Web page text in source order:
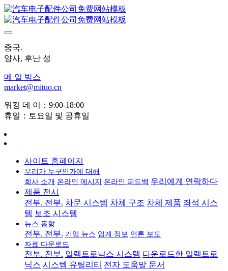
중국.
양사, 후난 성
메 일 박스
market@mituo.cn
워킹 데 이：9:00-18:00
휴일：토요일 및 공휴일
사이트 홈페이지
우리가 누구인가에 대해
회사 소개 온라인 메시지 온라인 피드백 우리에게 연락하다
제품 전시
전부. 전부. 차문 시스템 차체 구조 차체 제품 좌석 시스
템 보조 시스템
뉴스 동향
전부. 전부. 기업 뉴스 업계 정보 언론 보도
자료 다운로드
전부. 전부. 일렉트로닉스 시스템 다운로드한 일렉트로
닉스 시스템 유틸리티 전자 도움말 문서